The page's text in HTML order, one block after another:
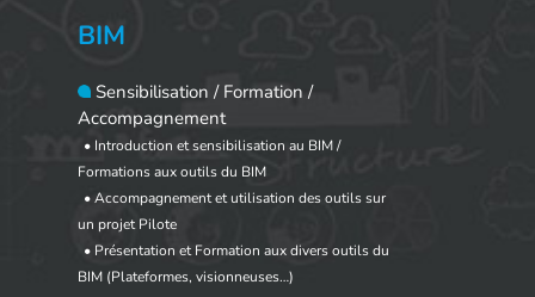
BIM
Sensibilisation / Formation /
Accompagnement
• Introduction et sensibilisation au BIM /
Formations aux outils du BIM
• Accompagnement et utilisation des outils sur
un projet Pilote
• Présentation et Formation aux divers outils du
BIM (Plateformes, visionneuses…)